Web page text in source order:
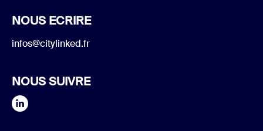
NOUS ECRIRE
infos@citylinked.fr
NOUS SUIVRE